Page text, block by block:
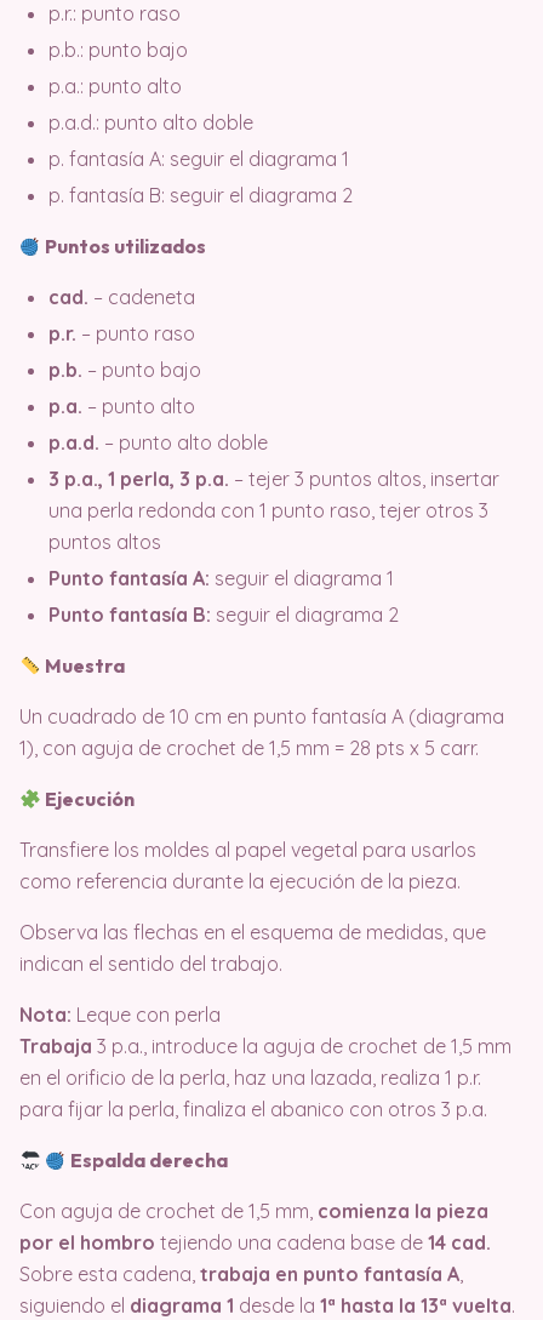
p.r.: punto raso
p.b.: punto bajo
p.a.: punto alto
p.a.d.: punto alto doble
p. fantasía A: seguir el diagrama 1
p. fantasía B: seguir el diagrama 2
Puntos utilizados
cad. – cadeneta
p.r. – punto raso
p.b. – punto bajo
p.a. – punto alto
p.a.d. – punto alto doble
3 p.a., 1 perla, 3 p.a. – tejer 3 puntos altos, insertar
una perla redonda con 1 punto raso, tejer otros 3
puntos altos
Punto fantasía A: seguir el diagrama 1
Punto fantasía B: seguir el diagrama 2
Muestra
Un cuadrado de 10 cm en punto fantasía A (diagrama
1), con aguja de crochet de 1,5 mm = 28 pts x 5 carr.
Ejecución
Transfiere los moldes al papel vegetal para usarlos
como referencia durante la ejecución de la pieza.
Observa las flechas en el esquema de medidas, que
indican el sentido del trabajo.
Nota: Leque con perla
Trabaja 3 p.a., introduce la aguja de crochet de 1,5 mm
en el orificio de la perla, haz una lazada, realiza 1 p.r.
para fijar la perla, finaliza el abanico con otros 3 p.a.
Espalda derecha
Con aguja de crochet de 1,5 mm, comienza la pieza
por el hombro tejiendo una cadena base de 14 cad.
Sobre esta cadena, trabaja en punto fantasía A,
siguiendo el diagrama 1 desde la 1ª hasta la 13ª vuelta.